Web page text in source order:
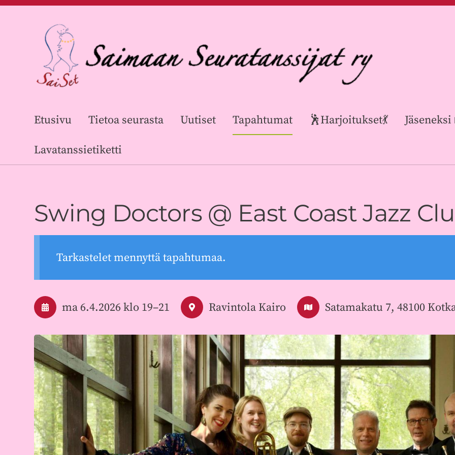
sisältöön
Saimaan Seuratanssijat ry
Etusivu Tietoa seurasta Uutiset Tapahtumat 🕺Harjoitukset💃 Jäseneksi
Lavatanssietiketti
Swing Doctors @ East Coast Jazz
Tarkastelet mennyttä tapahtumaa.
ma 6.4.2026klo 19–21 Ravintola Kairo Satamakatu 7, 48100